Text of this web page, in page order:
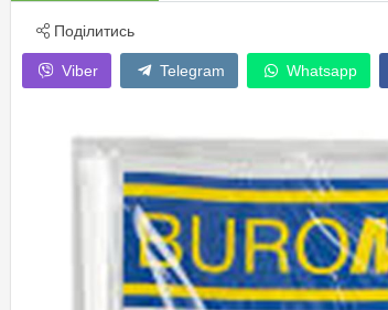
Поділитись
Viber Telegram Whatsapp